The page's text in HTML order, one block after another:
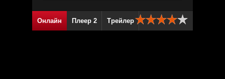
Онлайн Плеер 2 Трейлер